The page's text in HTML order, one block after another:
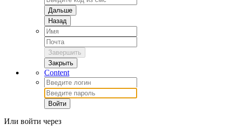
Дальше
Назад
Завершить
Закрыть
Content
Войти
Или войти через